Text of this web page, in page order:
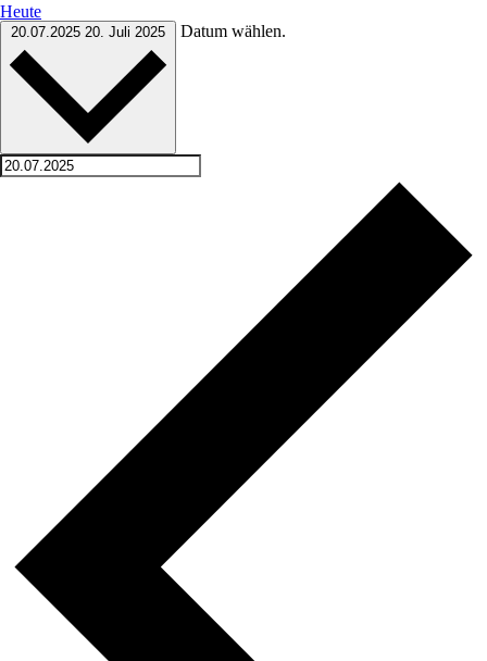
Heute
20.07.2025 20. Juli 2025 Datum wählen.